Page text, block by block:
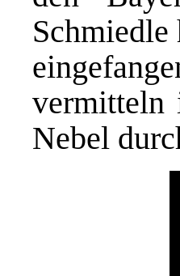
vermitteln
Nebel